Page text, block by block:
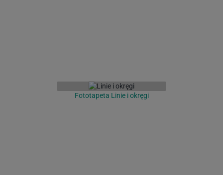
Fototapeta Linie i okręgi